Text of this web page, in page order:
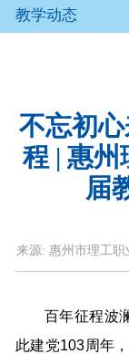
教学动态
不忘初
程 | 惠州
届
来源: 惠州市理工职
百年征程波
此建党103周年